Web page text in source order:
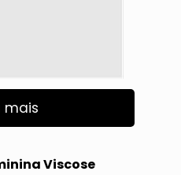
mais
Viscose